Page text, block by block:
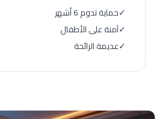
✓حماية تدوم 6 أشهر
✓آمنة على الأطفال
✓عديمة الرائحة